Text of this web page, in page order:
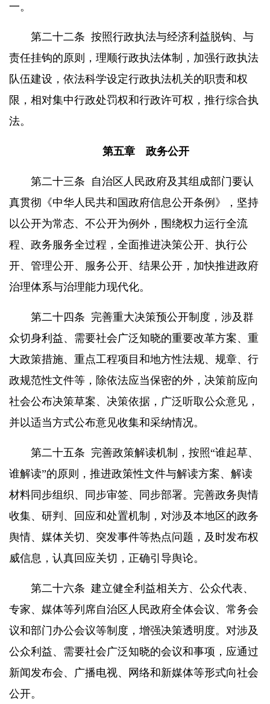
一。
第二十二条 按照行政执法与经济利益脱钩、与
责任挂钩的原则，理顺行政执法体制，加强行政执法
队伍建设，依法科学设定行政执法机关的职责和权
限，相对集中行政处罚权和行政许可权，推行综合执
法。
第五章 政务公开
第二十三条
自治区人民政府及其组成部门要认
真贯彻《中华人民共和国政府信息公开条例》，坚持
以公开为常态、不公开为例外，围绕权力运行全流
程、政务服务全过程，全面推进决策公开、执行公
开、管理公开、服务公开、结果公开，加快推进政府
治理体系与治理能力现代化。
第二十四条 完善重大决策预公开制度，涉及群
众切身利益、需要社会广泛知晓的重要改革方案、重
大政策措施、重点工程项目和地方性法规、规章、行
政规范性文件等，除依法应当保密的外，决策前应向
社会公布决策草案、决策依据，广泛听取公众意见，
并以适当方式公布意见收集和采纳情况。
第二十五条 完善政策解读机制，按照“谁起草、
谁解读”的原则，推进政策性文件与解读方案、解读
材料同步组织、同步审签、同步部署。完善政务舆情
收集、研判、回应和处置机制，对涉及本地区的政务
舆情、媒体关切、突发事件等热点问题，及时发布权
威信息，认真回应关切，正确引导舆论。
第二十六条 建立健全利益相关方、公众代表、
专家、媒体等列席自治区人民政府全体会议、常务会
议和部门办公会议等制度，增强决策透明度。对涉及
公众利益、需要社会广泛知晓的会议和事项，应通过
新闻发布会、广播电视、网络和新媒体等形式向社会
公开。